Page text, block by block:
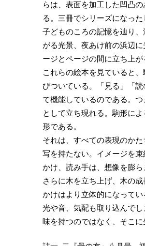
らは、表面を加工した凹凸
る。三冊でシリーズになっ
子どものころの記憶を辿り
がる光景、夜あけ前の浜辺
ージとページの間に立ち上
これらの絵本を見ていると
びついている。「見る」「
て機能しているのである。
として立ち現れる。駒形に
形である。
それは、すべての表現のか
写を持たない。イメージを
かけ、読み手は、想像を膨ら
さらに木を立ち上げ、木の
かけはより立体的になって
光や音、気配も取り込んで
味を持つのではなく、そこ